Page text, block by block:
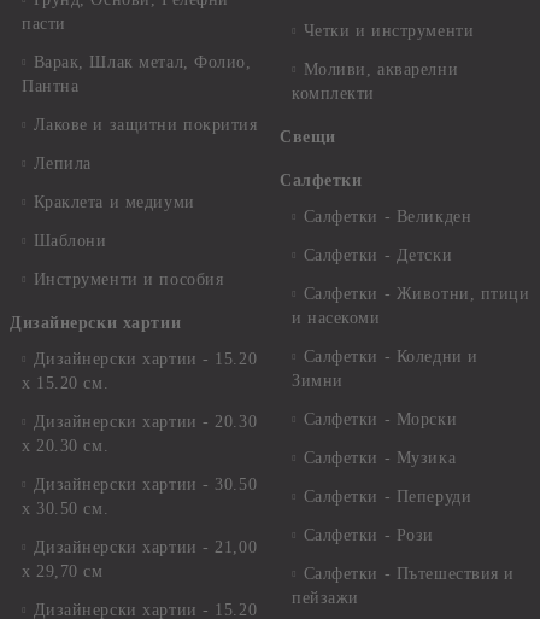
пасти
Варак, Шлак метал, Фолио,
Пантна
Лакове и защитни покрития
Лепила
Краклета и медиуми
Шаблони
Инструменти и пособия
Дизайнерски хартии
Дизайнерски хартии - 15.20
х 15.20 см.
Дизайнерски хартии - 20.30
х 20.30 см.
Дизайнерски хартии - 30.50
х 30.50 см.
Дизайнерски хартии - 21,00
х 29,70 см
Дизайнерски хартии - 15.20
Четки и инструменти
Моливи, акварелни
комплекти
Свещи
Салфетки
Салфетки - Великден
Салфетки - Детски
Салфетки - Животни, птици
и насекоми
Салфетки - Коледни и
Зимни
Салфетки - Морски
Салфетки - Музика
Салфетки - Пеперуди
Салфетки - Рози
Салфетки - Пътешествия и
пейзажи